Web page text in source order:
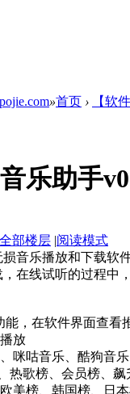
»首页 › 【软
乐助手
部楼层 |阅读模式
音乐播放和下载软
在线试听的过程中
能，在软件界面查看
放
咪咕音乐、酷狗音乐
热歌榜、会员榜、飙
美榜、韩国榜、日